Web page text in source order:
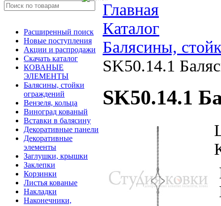
Расширенный поиск
Новые поступления
Акции и распродажи
Скачать каталог
КОВАНЫЕ
ЭЛЕМЕНТЫ
Балясины, стойки
ограждений
Вензеля, кольца
Виноград кованый
Вставки в балясину
Декоративные панели
Декоративные
элементы
Заглушки, крышки
Заклепки
Корзинки
Листья кованые
Накладки
Наконечники,
Главная
Каталог
Балясины,
SK50.14.1
SK50.14.1